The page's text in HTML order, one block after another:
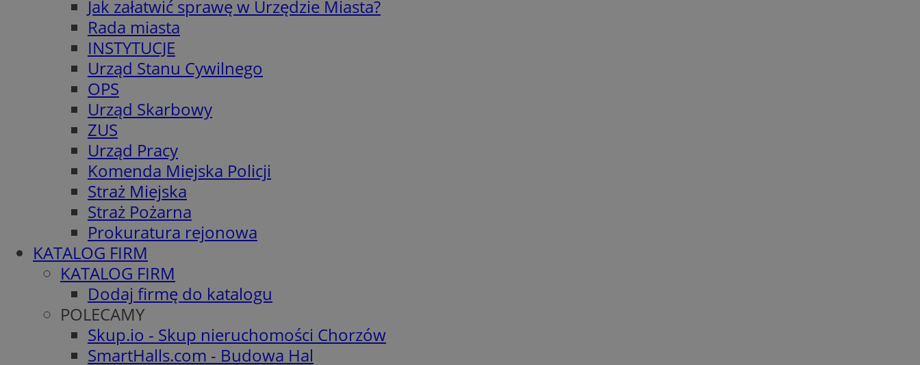
Jak załatwić sprawę w Urzędzie Miasta?
Rada miasta
INSTYTUCJE
Urząd Stanu Cywilnego
OPS
Urząd Skarbowy
ZUS
Urząd Pracy
Komenda Miejska Policji
Straż Miejska
Straż Pożarna
Prokuratura rejonowa
KATALOG FIRM
KATALOG FIRM
Dodaj firmę do katalogu
POLECAMY
Skup.io - Skup nieruchomości Chorzów
SmartHalls.com - Budowa Hal